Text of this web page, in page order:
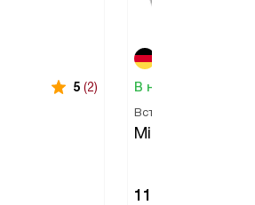
5 (2) В наличии
Встраиваемая
Miele DAS 4630
110 500